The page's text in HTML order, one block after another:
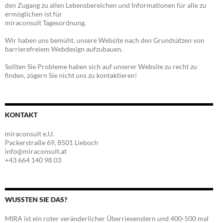
den Zugang zu allen Lebensbereichen und Informationen für alle zu
ermöglichen ist für
miraconsult Tagesordnung.
Wir haben uns bemüht, unsere Website nach den Grundsätzen von
barrierefreiem Webdesign aufzubauen.
Sollten Sie Probleme haben sich auf unserer Website zu recht zu
finden, zögern Sie nicht uns zu kontaktieren!
KONTAKT
miraconsult e.U.
Packerstraße 69, 8501 Lieboch
info@miraconsult.at
+43 664 140 98 03
WUSSTEN SIE DAS?
MIRA ist ein roter veränderlicher Überriesenstern und 400-500 mal